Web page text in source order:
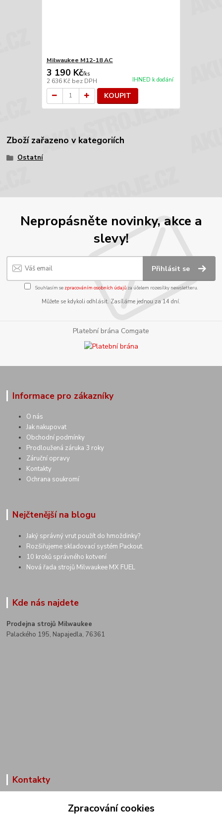
Milwaukee M12-18 AC
3 190 Kč/ks
2 636 Kč bez DPH IHNED k dodání
KOUPIT
Zboží zařazeno v kategoriích
Ostatní
Nepropásněte novinky, akce a
slevy!
Přihlásit se
Souhlasím se zpracováním osobních údajůza účelem rozesílky newsletteru.
Můžete se kdykoli odhlásit. Zasíláme jednou za 14 dní.
Platební brána Comgate
Informace pro zákazníky
O nás
Jak nakupovat
Obchodní podmínky
Prodloužená záruka 3 roky
Záruční opravy
Kontakty
Ochrana soukromí
Nejčtenější na blogu
Jaký správný vrut použít do hmoždinky?
Rozšiřujeme skladovací systém Packout.
10 kroků správného kotvení
Nová řada strojů Milwaukee MX FUEL
Kde nás najdete
Prodejna strojů Milwaukee
Palackého 195, Napajedla, 76361
Kontakty
+420 602 291 257
Zpracování cookies